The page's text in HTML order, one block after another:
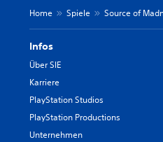
Home Spiele Source of
Infos
Über SIE
Karriere
PlayStation Studios
PlayStation Productions
Unternehmen